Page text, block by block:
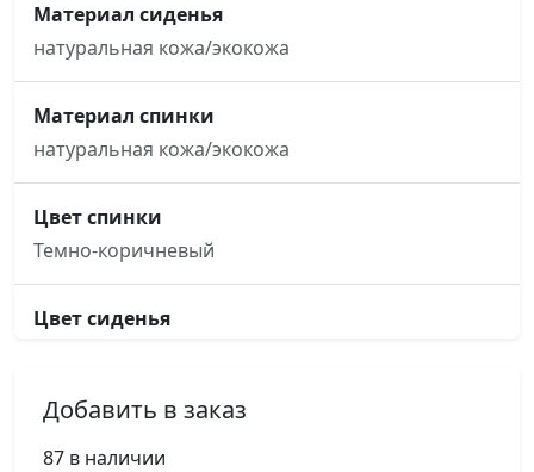
Материал сиденья
натуральная кожа/экокожа
Материал спинки
натуральная кожа/экокожа
Цвет спинки
Темно-коричневый
Цвет сиденья
Основание кресла
рама, алюминиевая
Добавить в заказ
87 в наличии